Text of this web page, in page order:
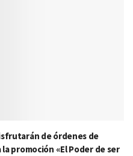
de órdenes de
promoción «El Poder de ser